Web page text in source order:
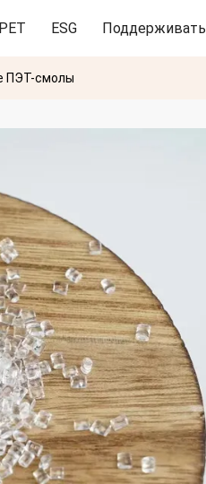
ESG Поддерживать
ПЭТ-смолы